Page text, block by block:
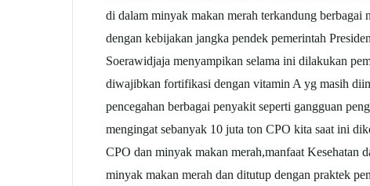
di dalam minyak makan merah terkandung
dengan kebijakan jangka pendek pemerintah
Soerawidjaja menyampikan selama ini dilakukan
diwajibkan fortifikasi dengan vitamin A yg masih
pencegahan berbagai penyakit seperti gangguan
mengingat sebanyak 10 juta ton CPO kita saat ini
CPO dan minyak makan merah,manfaat Kesehatan
minyak makan merah dan ditutup dengan praktek